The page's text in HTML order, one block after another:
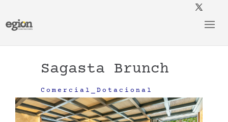
Sagasta Brunch
Comercial_Dotacional